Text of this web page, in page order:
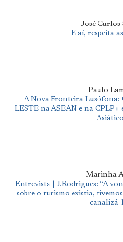
José Carlos
E aí, respeita
Paulo
A Nova Fronteira Lusófona:
LESTE na ASEAN e na CPLP+
Asiático
Marinha
Entrevista | J.Rodrigues: “A
sobre o turismo existia,
canalizá-